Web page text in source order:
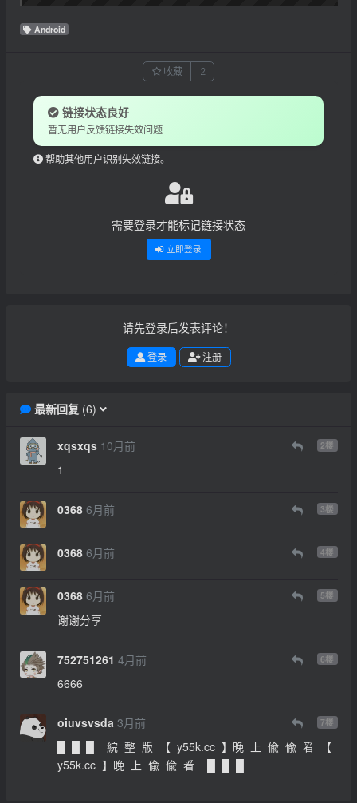
Android
收藏 2
链接状态良好
暂无用户反馈链接失效问题
帮助其他用户识别失效链接。
需要登录才能标记链接状态
立即登录
请先登录后发表评论！
登录 注册
最新回复(6)
xqsxqs 10月前 2楼
1
0368 6月前 3楼
0368 6月前 4楼
0368 6月前 5楼
谢谢分享
752751261 4月前 6楼
6666
oiuvsvsda 3月前 7楼
█ █ █ 綄 整 版 【 y55k.cc 】晚 上 偸 偸 㸔 【
y55k.cc 】晚 上 偸 偸 㸔 █ █ █